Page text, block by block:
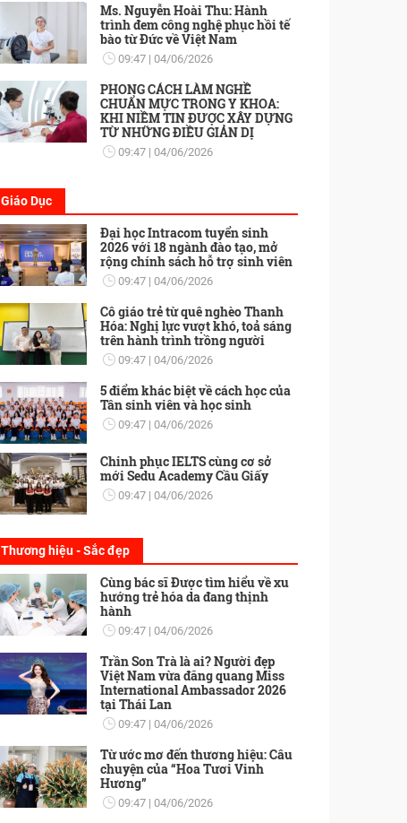
Ms. Nguyễn Hoài Thu: Hành
trình đem công nghệ phục hồi tế
bào từ Đức về Việt Nam
09:47 04/06/2026
PHONG CÁCH LÀM NGHỀ
CHUẨN MỰC TRONG Y KHOA:
KHI NIỀM TIN ĐƯỢC XÂY DỰNG
TỪ NHỮNG ĐIỀU GIẢN DỊ
09:47 04/06/2026
Giáo Dục
Đại học Intracom tuyển sinh
2026 với 18 ngành đào tạo, mở
rộng chính sách hỗ trợ sinh viên
09:47 04/06/2026
Cô giáo trẻ từ quê nghèo Thanh
Hóa: Nghị lực vượt khó, toả sáng
trên hành trình trồng người
09:47 04/06/2026
5 điểm khác biệt về cách học của
Tân sinh viên và học sinh
09:47 04/06/2026
Chinh phục IELTS cùng cơ sở
mới Sedu Academy Cầu Giấy
09:47 04/06/2026
Thương hiệu - Sắc đẹp
Cùng bác sĩ Được tìm hiểu về xu
hướng trẻ hóa da đang thịnh
hành
09:47 04/06/2026
Trần Son Trà là ai? Người đẹp
Việt Nam vừa đăng quang Miss
International Ambassador 2026
tại Thái Lan
09:47 04/06/2026
Từ ước mơ đến thương hiệu: Câu
chuyện của “Hoa Tươi Vinh
Hương”
09:47 04/06/2026